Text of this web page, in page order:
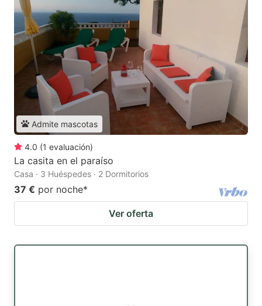
Admite mascotas
4.0 (1 evaluación)
La casita en el paraíso
Casa · 3 Huéspedes · 2 Dormitorios
37 € por noche*
Ver oferta